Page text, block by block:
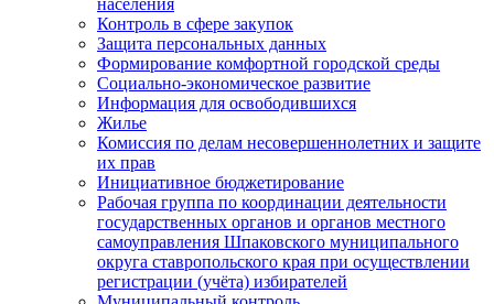
населения
Контроль в сфере закупок
Защита персональных данных
Формирование комфортной городской среды
Социально-экономическое развитие
Информация для освободившихся
Жилье
Комиссия по делам несовершеннолетних и защите
их прав
Инициативное бюджетирование
Рабочая группа по координации деятельности
государственных органов и органов местного
самоуправления Шпаковского муниципального
округа ставропольского края при осуществлении
регистрации (учёта) избирателей